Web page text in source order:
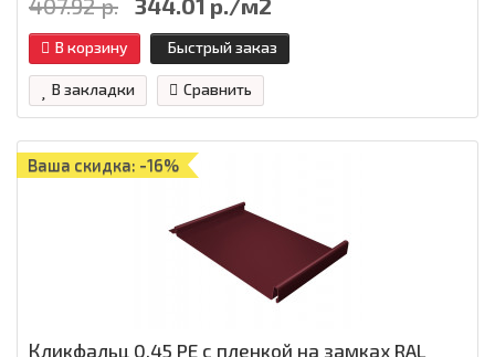
В корзину Быстрый заказ
В закладки Сравнить
Ваша скидка: -16%
Кликфальц 0,45 PE с пленкой на замках RAL